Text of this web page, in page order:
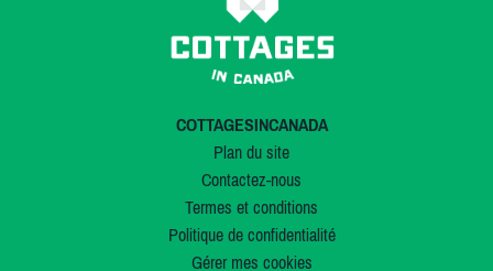
COTTAGESINCANADA
Plan du site
Contactez-nous
Termes et conditions
Politique de confidentialité
Gérer mes cookies